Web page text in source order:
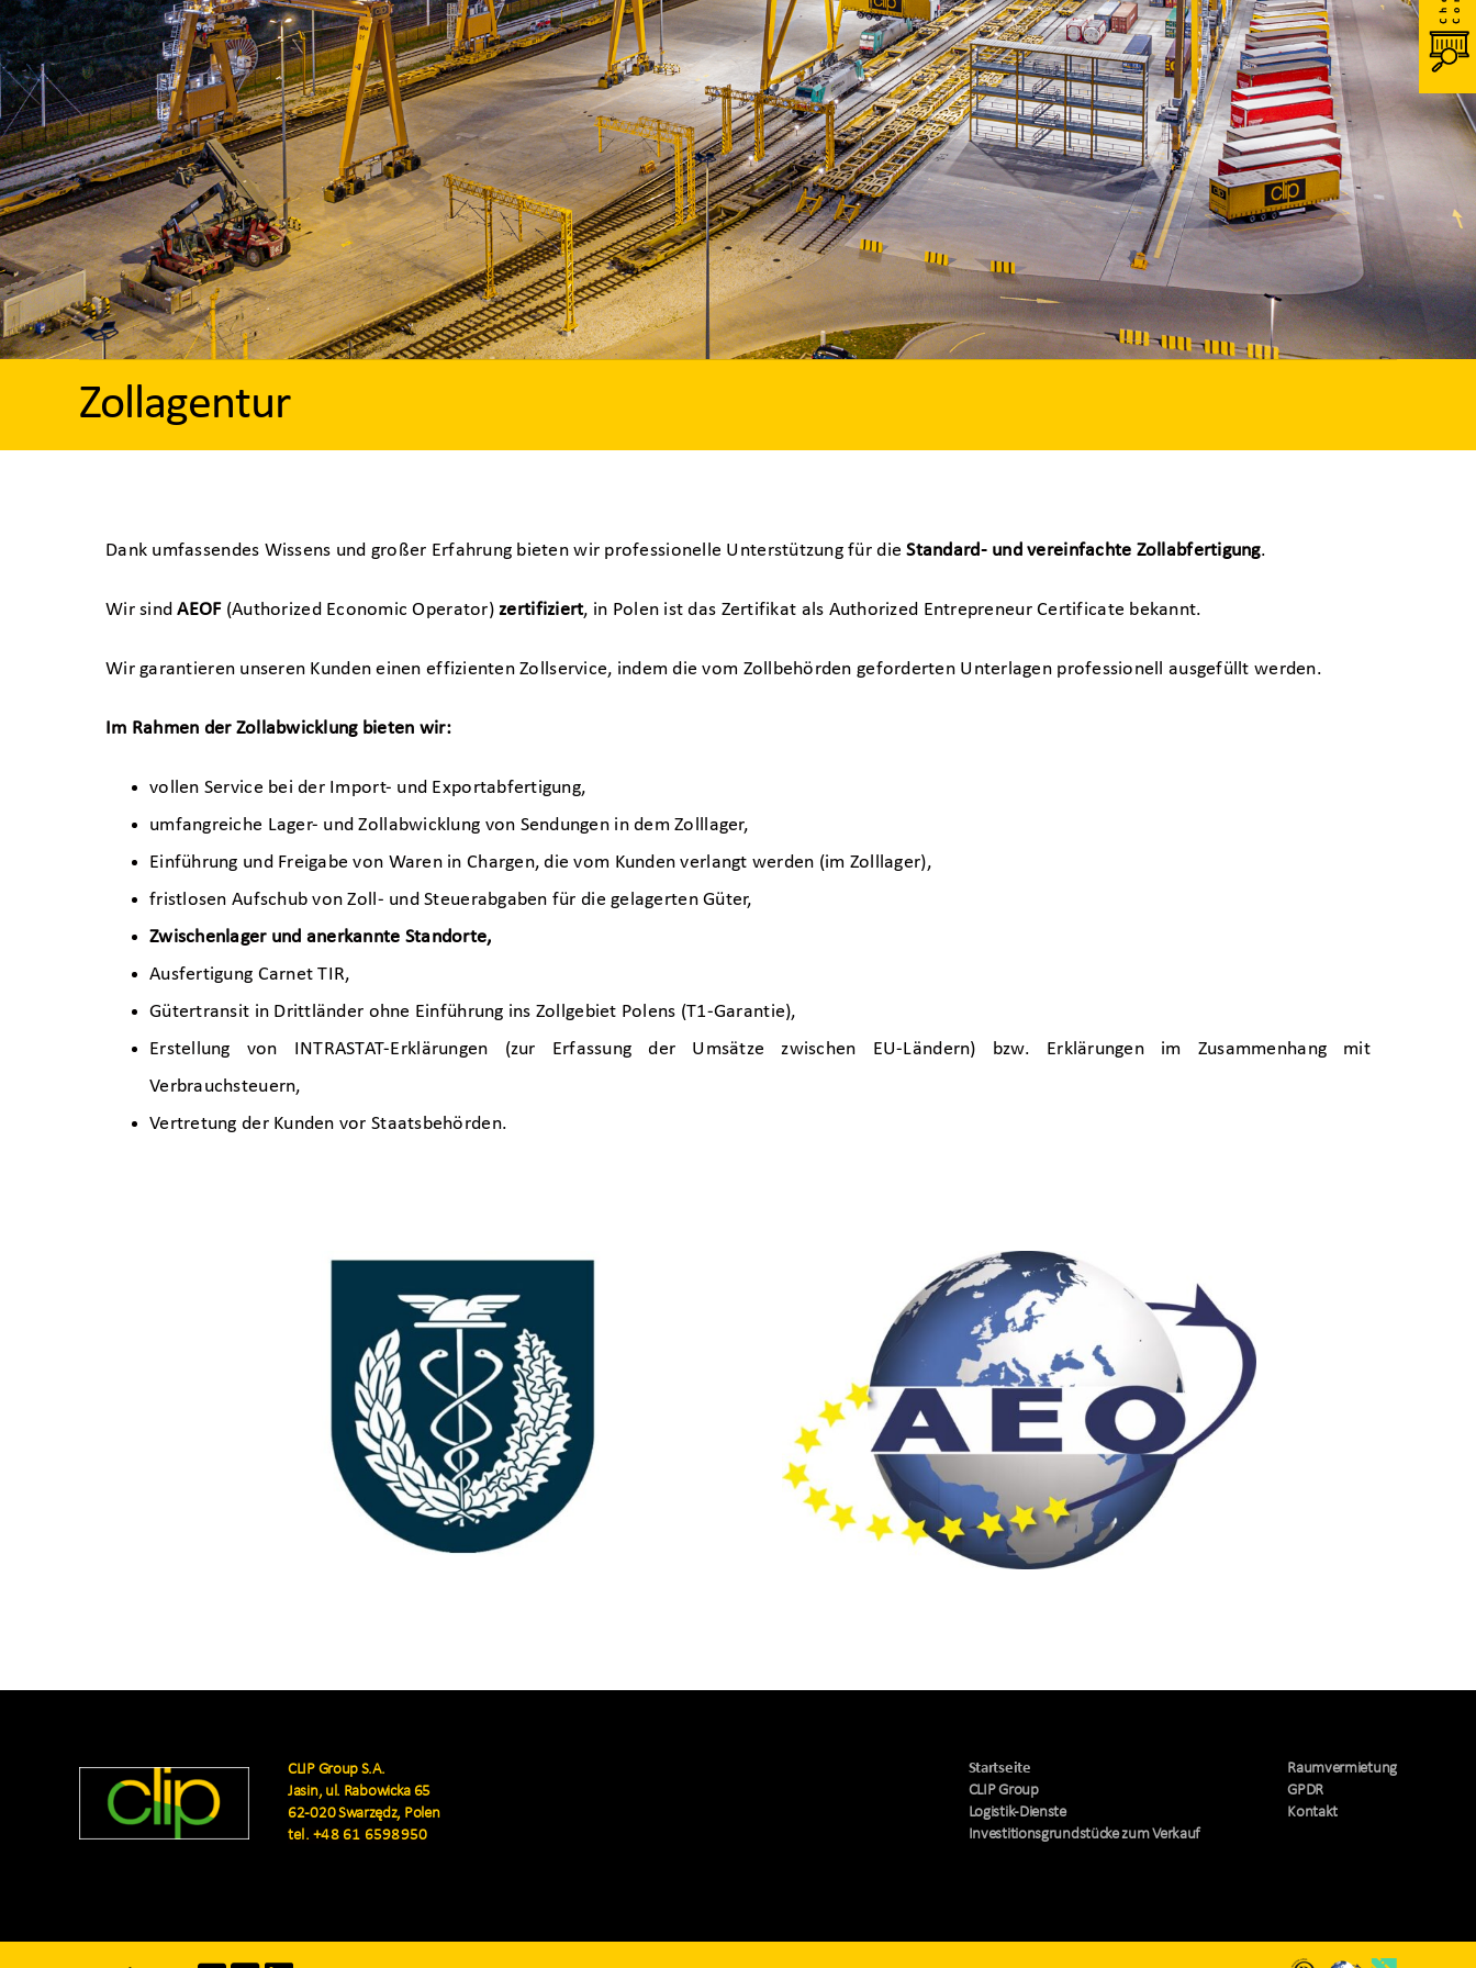
Zollagentur
Dank umfassendes Wissens und großer Erfahrung bieten wir professionelle Unterstützung für dieStandard- und vereinfachte Zollabfertigung.
Wir sindAEOF(Authorized Economic Operator)zertifiziert, in Polen ist das Zertifikat als Authorized Entrepreneur Certificate bekannt.
Wir garantieren unseren Kunden einen effizienten Zollservice, indem die vom Zollbehörden geforderten Unterlagen professionell ausgefüllt werden.
Im Rahmen der Zollabwicklung bieten wir:
vollen Service bei der Import- und Exportabfertigung,
umfangreiche Lager- und Zollabwicklung von Sendungen in dem Zolllager,
Einführung und Freigabe von Waren in Chargen, die vom Kunden verlangt werden (im Zolllager),
fristlosen Aufschub von Zoll- und Steuerabgaben für die gelagerten Güter,
Zwischenlager und anerkannte Standorte,
Ausfertigung Carnet TIR,
Gütertransit in Drittländer ohne Einführung ins Zollgebiet Polens (T1-Garantie),
Erstellung von INTRASTAT-Erklärungen (zur Erfassung der Umsätze zwischen EU-Ländern) bzw. Erklärungen im Zusammenhang mit
Verbrauchsteuern,
Vertretung der Kunden vor Staatsbehörden.
CLIP Group S.A.
Jasin, ul. Rabowicka 65
62-020 Swarzędz, Polen
tel.+48 61 6598950
Startseite
CLIP Group
Logistik-Dienste
Investitionsgrundstücke zum Verkauf
Raumvermietung
GPDR
Kontakt